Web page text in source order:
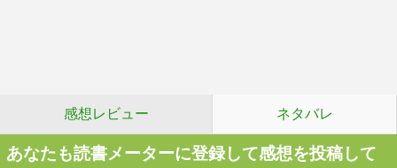
感想レビュー ネタバレ
あなたも読書メーターに登録して感想を投稿して